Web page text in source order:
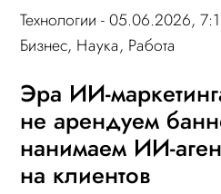
Технологии - 05.06.2026,
Бизнес, Наука, Работа
Эра ИИ-
не арендуем
нанимаем ИИ-
на клиентов